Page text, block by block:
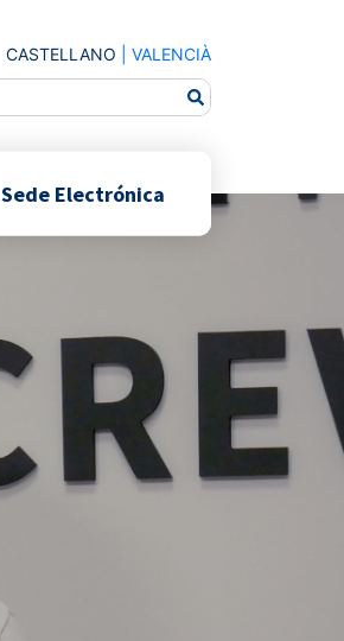
CASTELLANO VALENCIÀ
Sede Electrónica